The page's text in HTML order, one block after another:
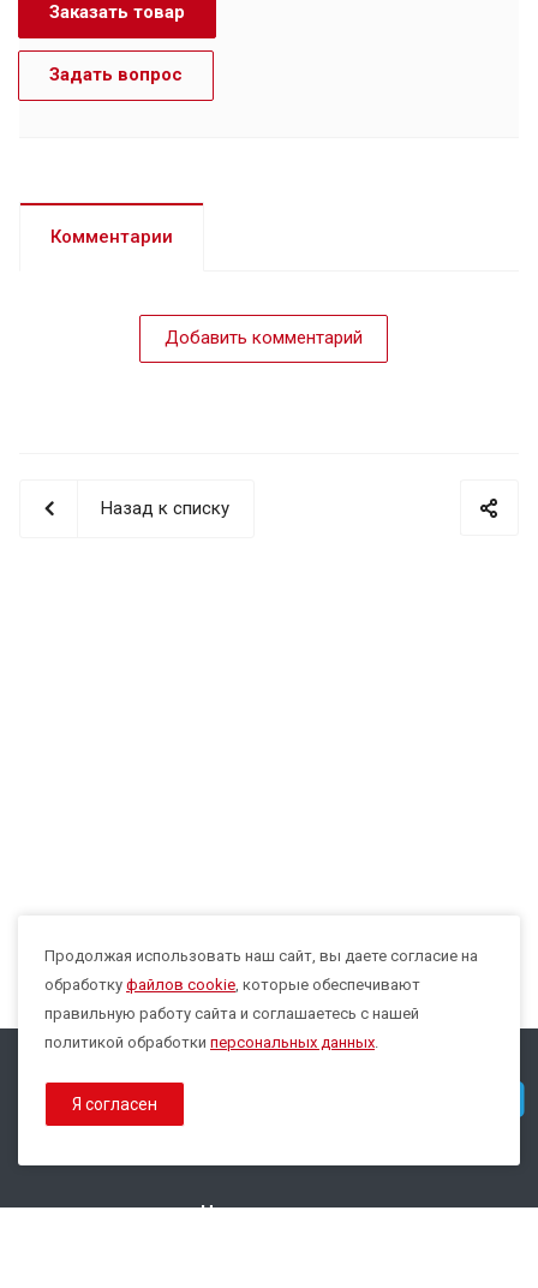
Заказать товар
Задать вопрос
Комментарии
Добавить комментарий
Назад к списку
Max
Продолжая использовать наш сайт, вы даете согласие на
обработку файлов cookie, которые обеспечивают
правильную работу сайта и соглашаетесь с нашей
политикой обработки персональных данных.
Я согласен
© 2026 Все права защищены.
Наши контакты